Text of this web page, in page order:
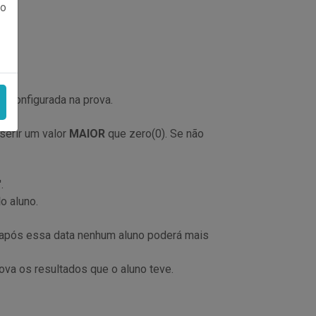
configurada na prova.
um valor MAIOR que zero(0). Se não
aluno.
essa data nenhum aluno poderá mais
os resultados que o aluno teve.